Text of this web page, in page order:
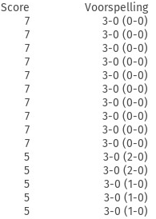
Score
Voorspelling
7
3-0 (0-0)
7
3-0 (0-0)
7
3-0 (0-0)
7
3-0 (0-0)
7
3-0 (0-0)
7
3-0 (0-0)
7
3-0 (0-0)
7
3-0 (0-0)
7
3-0 (0-0)
7
3-0 (0-0)
5
3-0 (2-0)
5
3-0 (2-0)
5
3-0 (1-0)
5
3-0 (1-0)
5
3-0 (1-0)